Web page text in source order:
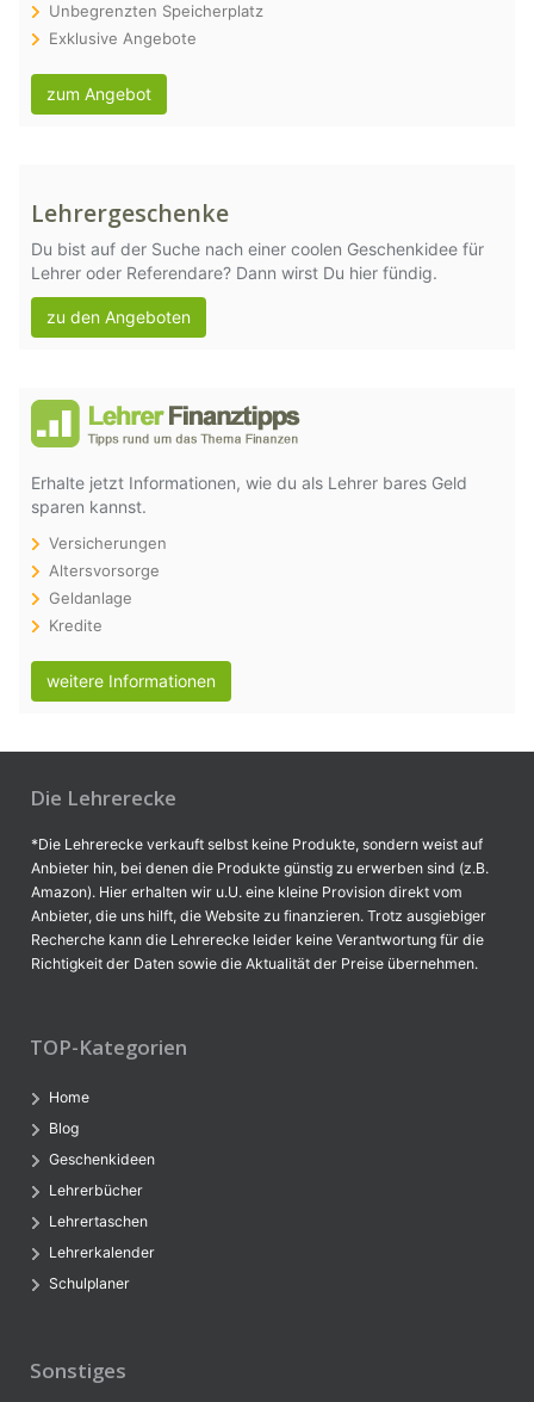
Unbegrenzten Speicherplatz
Exklusive Angebote
zum Angebot
Lehrergeschenke
Du bist auf der Suche nach einer coolen Geschenkidee für
Lehrer oder Referendare? Dann wirst Du hier fündig.
zu den Angeboten
Erhalte jetzt Informationen, wie du als Lehrer bares Geld
sparen kannst.
Versicherungen
Altersvorsorge
Geldanlage
Kredite
weitere Informationen
Die Lehrerecke
*Die Lehrerecke verkauft selbst keine Produkte, sondern weist auf
Anbieter hin, bei denen die Produkte günstig zu erwerben sind (z.B.
Amazon). Hier erhalten wir u.U. eine kleine Provision direkt vom
Anbieter, die uns hilft, die Website zu finanzieren. Trotz ausgiebiger
Recherche kann die Lehrerecke leider keine Verantwortung für die
Richtigkeit der Daten sowie die Aktualität der Preise übernehmen.
TOP-Kategorien
Home
Blog
Geschenkideen
Lehrerbücher
Lehrertaschen
Lehrerkalender
Schulplaner
Sonstiges